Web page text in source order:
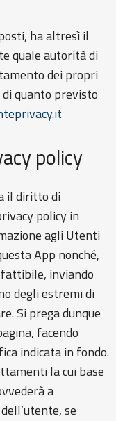
ha altresì il
quale autorità di
dei propri
quanto previsto
policy
il diritto di
policy in
agli Utenti
App nonché,
inviando
degli estremi di
Si prega dunque
facendo
indicata in fondo.
la cui base
a
se